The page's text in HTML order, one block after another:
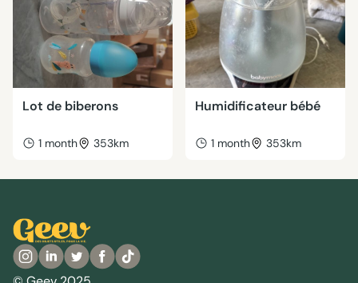
Lot de biberons
1 month 353km
Humidificateur bébé
1 month 353km